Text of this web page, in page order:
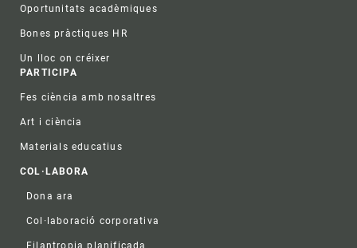
Oportunitats acadèmiques
Bones pràctiques HR
Un lloc on créixer
PARTICIPA
Fes ciència amb nosaltres
Art i ciència
Materials educatius
COL·LABORA
Dona ara
Col·laboració corporativa